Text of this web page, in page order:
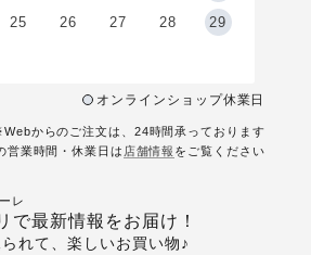
25 26 27 28 29
オンラインショップ休業日
からのご注文は、24時間承っております
営業時間・休業日は 店舗情報 をご覧ください
レ
で最新情報をお届け！
れて、楽しいお買い物♪